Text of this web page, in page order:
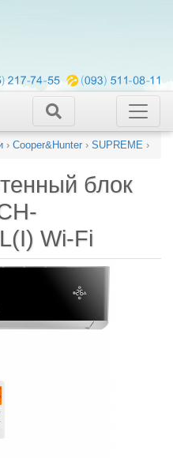
› Cooper&Hunter › SUPREME ›
блок
Wi-Fi